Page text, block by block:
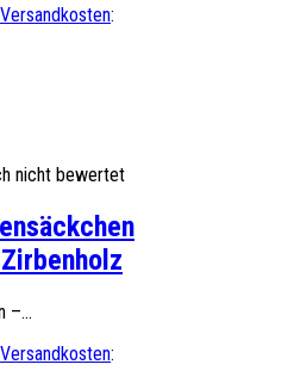
Versandkosten:
nicht bewertet
–...
Versandkosten: